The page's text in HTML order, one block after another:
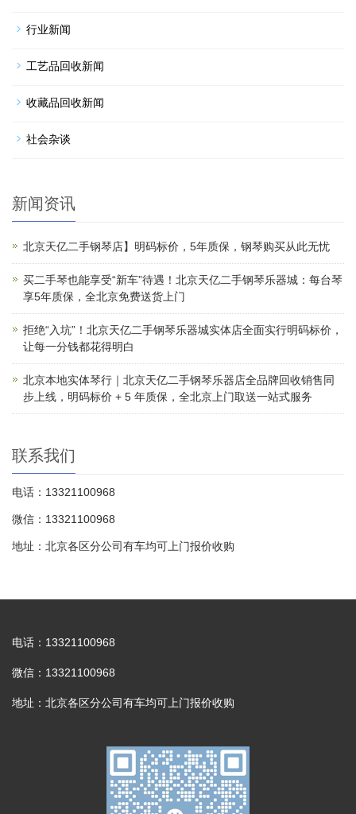
行业新闻
工艺品回收新闻
收藏品回收新闻
社会杂谈
新闻资讯
北京天亿二手钢琴店】明码标价，5年质保，钢琴购买从此无忧
买二手琴也能享受“新车”待遇！北京天亿二手钢琴乐器城：每台琴
享5年质保，全北京免费送货上门
拒绝“入坑”！北京天亿二手钢琴乐器城实体店全面实行明码标价，
让每一分钱都花得明白
北京本地实体琴行｜北京天亿二手钢琴乐器店全品牌回收销售同
步上线，明码标价 + 5 年质保，全北京上门取送一站式服务
联系我们
电话：13321100968
微信：13321100968
地址：北京各区分公司有车均可上门报价收购
电话：13321100968
微信：13321100968
地址：北京各区分公司有车均可上门报价收购